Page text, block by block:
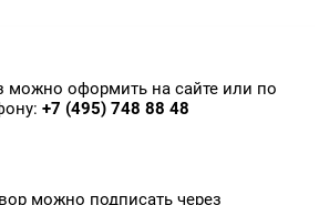
можно оформить на сайте или по
+7 (495) 748 88 48
можно подписать через